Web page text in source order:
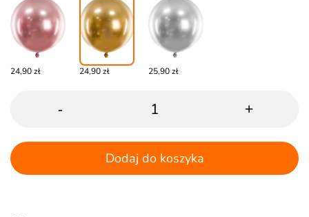
24,90 zł 24,90 zł 25,90 zł
- +
Dodaj do koszyka